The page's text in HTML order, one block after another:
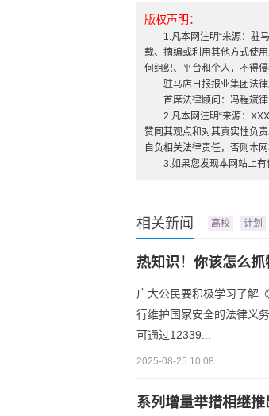
版权声明：
1.凡本网注明“来源：驻
载、摘编或利用其他方式使
何组织、平台和个人，不得
驻马店日报报业集团法
首席法律顾问：冯程斌
2.凡本网注明“来源：
赞同其观点和对其真实性负
自负相关法律责任，否则本
3.如果您发现本网站上
相关新闻 高校 计划
热知识！你该怎么
广大公民要积极学习了解
行维护国家安全的法律义
可通过12339...
2025-08-25 10:08
系列增量举措相继